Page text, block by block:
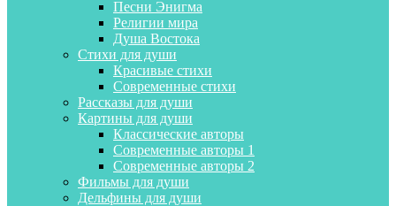
Песни Энигма
Религии мира
Душа Востока
Стихи для души
Красивые стихи
Современные стихи
Рассказы для души
Картины для души
Классические авторы
Современные авторы 1
Современные авторы 2
Фильмы для души
Дельфины для души